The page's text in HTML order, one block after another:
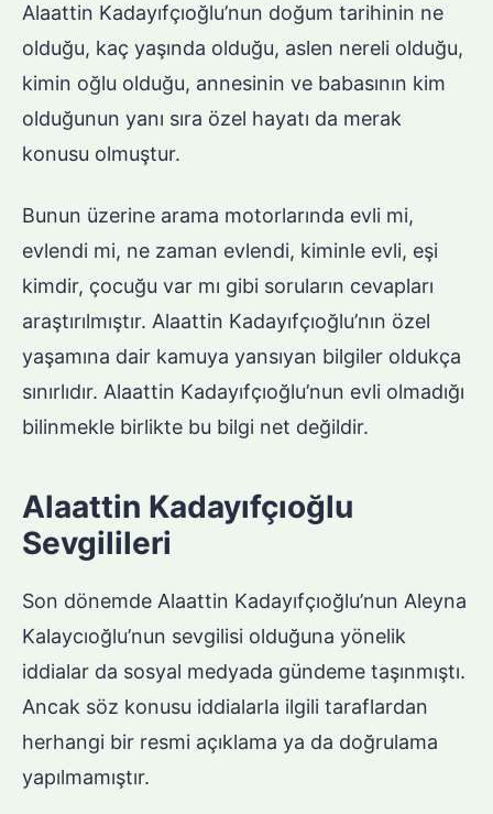
Alaattin Kadayıfçıoğlu’nun doğum tarihinin ne
olduğu, kaç yaşında olduğu, aslen nereli olduğu,
kimin oğlu olduğu, annesinin ve babasının kim
olduğunun yanı sıra özel hayatı da merak
konusu olmuştur.
Bunun üzerine arama motorlarında evli mi,
evlendi mi, ne zaman evlendi, kiminle evli, eşi
kimdir, çocuğu var mı gibi soruların cevapları
araştırılmıştır. Alaattin Kadayıfçıoğlu’nın özel
yaşamına dair kamuya yansıyan bilgiler oldukça
sınırlıdır. Alaattin Kadayıfçıoğlu’nun evli olmadığı
bilinmekle birlikte bu bilgi net değildir.
Alaattin Kadayıfçıoğlu
Sevgilileri
Son dönemde Alaattin Kadayıfçıoğlu’nun Aleyna
Kalaycıoğlu’nun sevgilisi olduğuna yönelik
iddialar da sosyal medyada gündeme taşınmıştı.
Ancak söz konusu iddialarla ilgili taraflardan
herhangi bir resmi açıklama ya da doğrulama
yapılmamıştır.